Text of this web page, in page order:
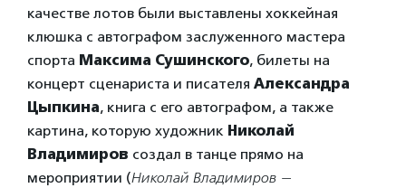
качестве лотов были выставлены хоккейная
клюшка с автографом заслуженного мастера
спорта Максима Сушинского, билеты на
концерт сценариста и писателя Александра
Цыпкина, книга с его автографом, а также
картина, которую художник Николай
Владимиров создал в танце прямо на
мероприятии (Николай Владимиров —